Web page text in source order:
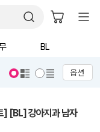
BL
옵션
] [BL] 강아지과 남자